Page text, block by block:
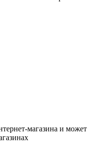
магазина и может